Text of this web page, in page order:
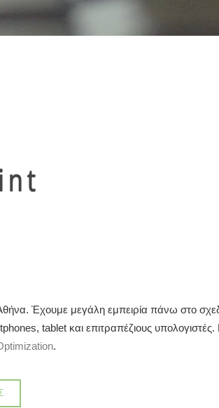
Έχουμε μεγάλη εμπειρία πάνω στο
tablet και επιτραπέζιους
.